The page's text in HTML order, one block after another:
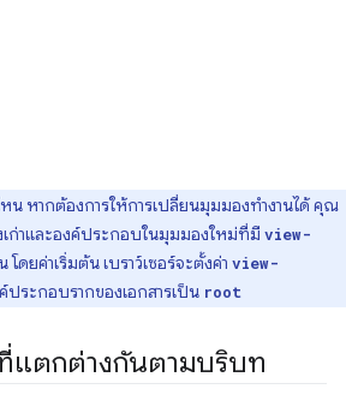
หน หากต้องการให้การเปลี่ยนมุมมองทำงานได้ คุณ
ก่าและองค์ประกอบในมุมมองใหม่ที่มี view-
โดยค่าเริ่มต้น เบราว์เซอร์จะตั้งค่า view-
ประกอบรากของเอกสารเป็น root
แตกต่างกันตามบริบท